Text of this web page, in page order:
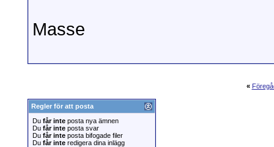
Masse
«
Regler för att posta
Du får inte posta nya ämnen
Du får inte posta svar
Du får inte posta bifogade filer
Du får inte redigera dina inlägg